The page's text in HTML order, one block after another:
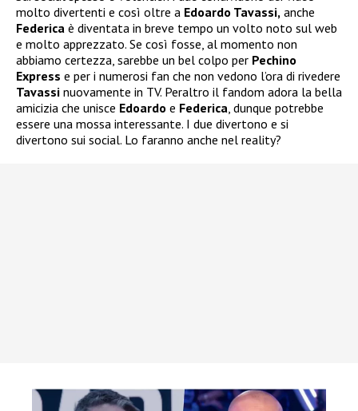
molto divertenti e così oltre a Edoardo Tavassi, anche
Federica è diventata in breve tempo un volto noto sul web
e molto apprezzato. Se così fosse, al momento non
abbiamo certezza, sarebbe un bel colpo per Pechino
Express e per i numerosi fan che non vedono l’ora di rivedere
Tavassi nuovamente in TV. Peraltro il fandom adora la bella
amicizia che unisce Edoardo e Federica, dunque potrebbe
essere una mossa interessante. I due divertono e si
divertono sui social. Lo faranno anche nel reality?